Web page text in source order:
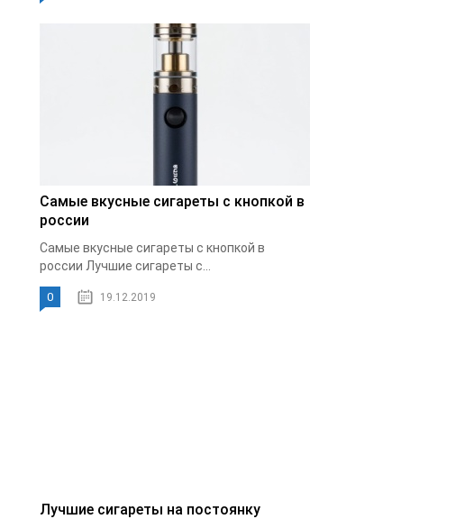
Самые вкусные сигареты с кнопкой в
россии
Самые вкусные сигареты с кнопкой в
россии Лучшие сигареты с...
0 19.12.2019
Лучшие сигареты на постоянку